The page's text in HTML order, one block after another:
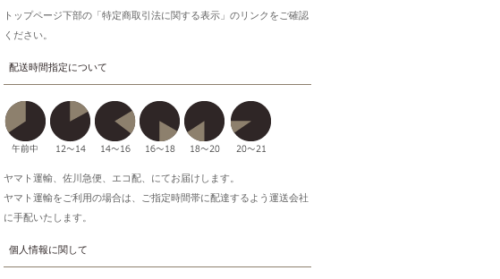
トップページ下部の「特定商取引法に関する表示」のリンクをご確認
ください。
配送時間指定について
ヤマト運輸、佐川急便、エコ配、にてお届けします。
ヤマト運輸をご利用の場合は、ご指定時間帯に配達するよう運送会社
に手配いたします。
個人情報に関して